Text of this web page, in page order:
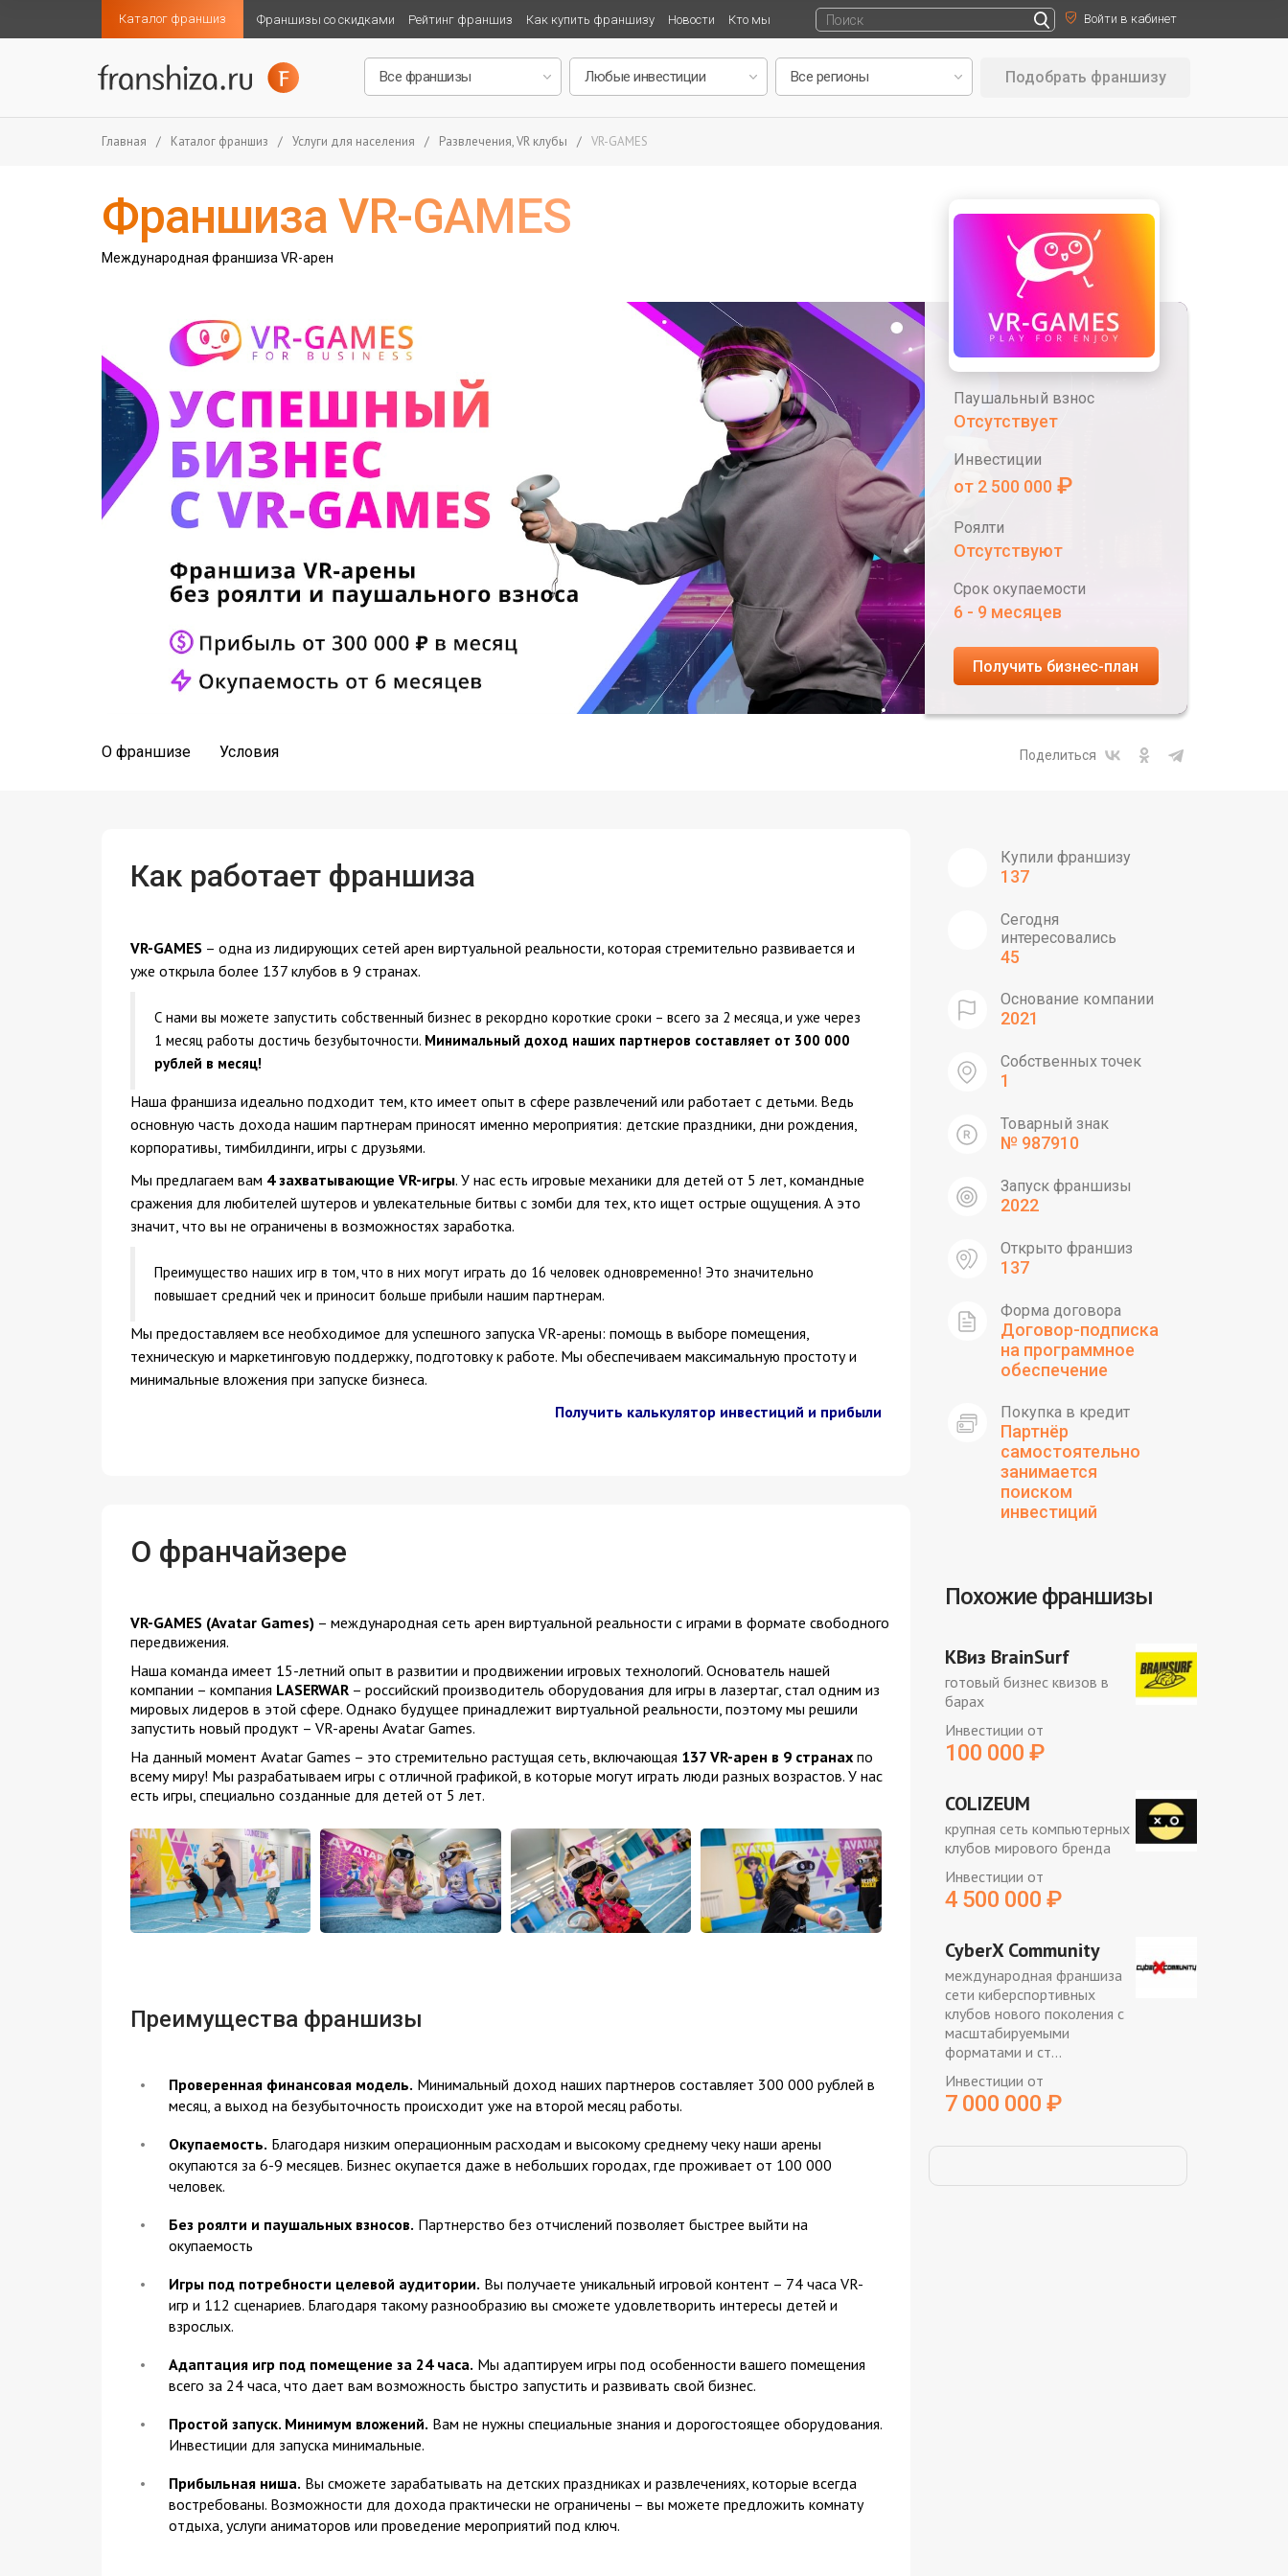
Каталог франшиз Франшизы со скидками Рейтинг франшиз Как купить франшизу Новости Кто мы Войти в кабинет
Подобрать франшизу
Главная / Каталог франшиз / Услуги для населения / Развлечения, VR клубы / VR-GAMES
Франшиза VR-GAMES
Международная франшиза VR-арен
Паушальный взнос
Отсутствует
Инвестиции
от 2 500 000 ₽
Роялти
Отсутствуют
Срок окупаемости
6 - 9 месяцев
Получить бизнес-план
О франшизе Условия Поделиться
Как работает франшиза
VR-GAMES– одна из лидирующих сетей арен виртуальной реальности, которая стремительно развивается и
уже открыла более 137 клубов в 9 странах.
С нами вы можете запустить собственный бизнес в рекордно короткие сроки – всего за 2 месяца, и уже через
1 месяц работы достичь безубыточности. Минимальный доход наших партнеров составляет от 300 000
рублей в месяц!
Наша франшиза идеально подходит тем, кто имеет опыт в сфере развлечений или работает с детьми. Ведь
основную часть дохода нашим партнерам приносят именно мероприятия: детские праздники, дни рождения,
корпоративы, тимбилдинги, игры с друзьями.
Мы предлагаем вам 4 захватывающие VR-игры. У нас есть игровые механики для детей от 5 лет, командные
сражения для любителей шутеров и увлекательные битвы с зомби для тех, кто ищет острые ощущения. А это
значит, что вы не ограничены в возможностях заработка.
Преимущество наших игр в том, что в них могут играть до 16 человек одновременно! Это значительно
повышает средний чек и приносит больше прибыли нашим партнерам.
Мы предоставляем все необходимое для успешного запуска VR-арены: помощь в выборе помещения,
техническую и маркетинговую поддержку, подготовку к работе. Мы обеспечиваем максимальную простоту и
минимальные вложения при запуске бизнеса.
Получить калькулятор инвестиций и прибыли
О франчайзере
VR-GAMES (Avatar Games)– международная сеть арен виртуальной реальности с играми в формате свободного
передвижения.
Наша команда имеет 15-летний опыт в развитии и продвижении игровых технологий. Основатель нашей
компании – компания LASERWAR– российский производитель оборудования для игры в лазертаг, стал одним из
мировых лидеров в этой сфере. Однако будущее принадлежит виртуальной реальности, поэтому мы решили
запустить новый продукт – VR-арены Avatar Games.
На данный момент Avatar Games – это стремительно растущая сеть, включающая 137 VR-арен в 9 странахпо
всему миру! Мы разрабатываем игры с отличной графикой, в которые могут играть люди разных возрастов. У нас
есть игры, специально созданные для детей от 5 лет.
Преимущества франшизы
Проверенная финансовая модель. Минимальный доход наших партнеров составляет 300 000 рублей в
месяц, а выход на безубыточность происходит уже на второй месяц работы.
Окупаемость. Благодаря низким операционным расходам и высокому среднему чеку наши арены
окупаются за 6-9 месяцев. Бизнес окупается даже в небольших городах, где проживает от 100 000
человек.
Без роялти и паушальных взносов. Партнерство без отчислений позволяет быстрее выйти на
окупаемость
Игры под потребности целевой аудитории. Вы получаете уникальный игровой контент – 74 часа VR-
игр и 112 сценариев. Благодаря такому разнообразию вы сможете удовлетворить интересы детей и
взрослых.
Адаптация игр под помещение за 24 часа. Мы адаптируем игры под особенности вашего помещения
всего за 24 часа, что дает вам возможность быстро запустить и развивать свой бизнес.
Простой запуск. Минимум вложений. Вам не нужны специальные знания и дорогостоящее оборудования.
Инвестиции для запуска минимальные.
Прибыльная ниша. Вы сможете зарабатывать на детских праздниках и развлечениях, которые всегда
востребованы. Возможности для дохода практически не ограничены – вы можете предложить комнату
отдыха, услуги аниматоров или проведение мероприятий под ключ.
Купили франшизу
137
Сегодня
интересовались
45
Основание компании
2021
Собственных точек
1
Товарный знак
№ 987910
Запуск франшизы
2022
Открыто франшиз
137
Форма договора
Договор-подписка
на программное
обеспечение
Покупка в кредит
Партнёр
самостоятельно
занимается
поиском
инвестиций
Похожие франшизы
КВиз BrainSurf
готовый бизнес квизов в
барах
Инвестиции от
100 000 ₽
COLIZEUM
крупная сеть компьютерных
клубов мирового бренда
Инвестиции от
4 500 000 ₽
CyberX Community
международная франшиза
сети киберспортивных
клубов нового поколения с
масштабируемыми
форматами и ст...
Инвестиции от
7 000 000 ₽